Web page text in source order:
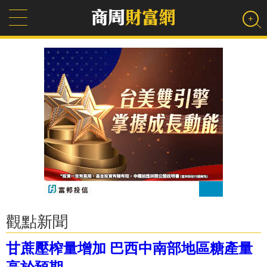
觀點新聞
甘蔗壓榨量增加 巴西中南部地區糖產量